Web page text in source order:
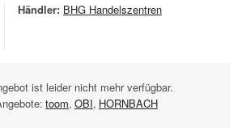
Händler: BHG Handelszentren
ist leider nicht mehr verfügbar.
toom, OBI, HORNBACH